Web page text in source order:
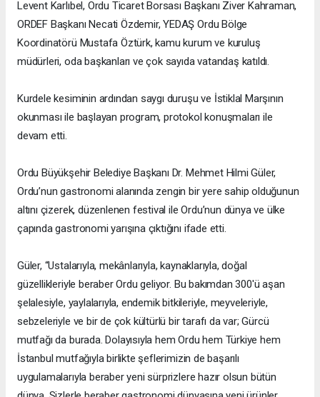
Levent Karlıbel, Ordu Ticaret Borsası Başkanı Ziver Kahraman,
ORDEF Başkanı Necati Özdemir, YEDAŞ Ordu Bölge
Koordinatörü Mustafa Öztürk, kamu kurum ve kuruluş
müdürleri, oda başkanları ve çok sayıda vatandaş katıldı.
Kurdele kesiminin ardından saygı duruşu ve İstiklal Marşının
okunması ile başlayan program, protokol konuşmaları ile
devam etti.
Ordu Büyükşehir Belediye Başkanı Dr. Mehmet Hilmi Güler,
Ordu’nun gastronomi alanında zengin bir yere sahip olduğunun
altını çizerek, düzenlenen festival ile Ordu’nun dünya ve ülke
çapında gastronomi yarışına çıktığını ifade etti.
Güler, “Ustalarıyla, mekânlarıyla, kaynaklarıyla, doğal
güzellikleriyle beraber Ordu geliyor. Bu bakımdan 300'ü aşan
şelalesiyle, yaylalarıyla, endemik bitkileriyle, meyveleriyle,
sebzeleriyle ve bir de çok kültürlü bir tarafı da var; Gürcü
mutfağı da burada. Dolayısıyla hem Ordu hem Türkiye hem
İstanbul mutfağıyla birlikte şeflerimizin de başarılı
uygulamalarıyla beraber yeni sürprizlere hazır olsun bütün